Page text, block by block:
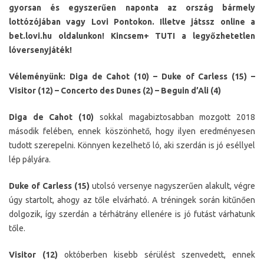
gyorsan és egyszerűen naponta az ország bármely
lottózójában vagy Lovi Pontokon. Illetve játssz online a
bet.lovi.hu oldalunkon! Kincsem+ TUTI a legyőzhetetlen
lóversenyjáték!
Véleményünk: Diga de Cahot (10) – Duke of Carless (15) –
Visitor (12) – Concerto des Dunes (2) – Beguin d’Ali (4)
Diga de Cahot (10) sokkal magabiztosabban mozgott 2018
második felében, ennek köszönhető, hogy ilyen eredményesen
tudott szerepelni. Könnyen kezelhető ló, aki szerdán is jó eséllyel
lép pályára.
Duke of Carless (15) utolsó versenye nagyszerűen alakult, végre
úgy startolt, ahogy az tőle elvárható. A tréningek során kitűnően
dolgozik, így szerdán a térhátrány ellenére is jó futást várhatunk
tőle.
Visitor (12) októberben kisebb sérülést szenvedett, ennek